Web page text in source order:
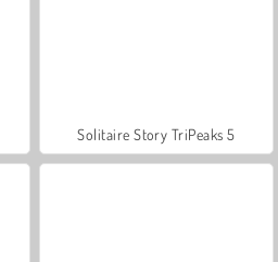
Solitaire Story TriPeaks 5